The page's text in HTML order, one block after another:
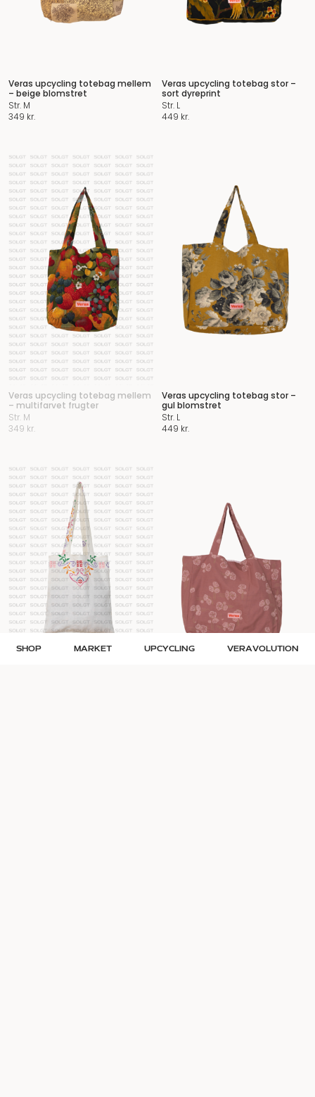
SHOP MARKET UPCYCLING VERAVOLUTION
Veras upcycling totebag mellem
– beige blomstret
Str. M
349 kr.
Veras upcycling totebag stor –
sort dyreprint
Str. L
449 kr.
Veras upcycling totebag mellem
– multifarvet frugter
Str. M
349 kr.
Veras upcycling totebag stor –
gul blomstret
Str. L
449 kr.